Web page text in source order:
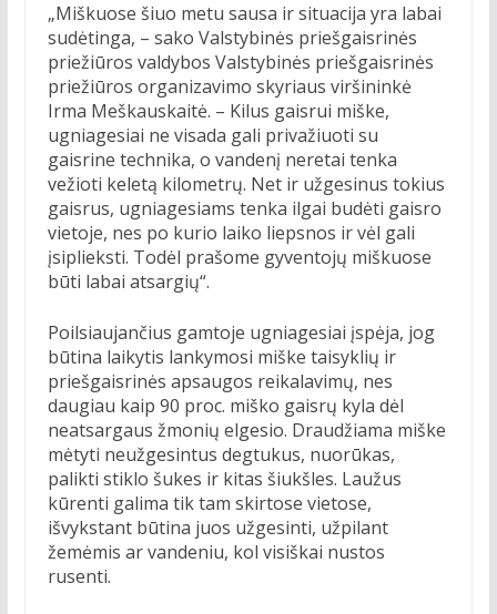
„Miškuose šiuo metu sausa ir situacija yra labai
sudėtinga, – sako Valstybinės priešgaisrinės
priežiūros valdybos Valstybinės priešgaisrinės
priežiūros organizavimo skyriaus viršininkė
Irma Meškauskaitė. – Kilus gaisrui miške,
ugniagesiai ne visada gali privažiuoti su
gaisrine technika, o vandenį neretai tenka
vežioti keletą kilometrų. Net ir užgesinus tokius
gaisrus, ugniagesiams tenka ilgai budėti gaisro
vietoje, nes po kurio laiko liepsnos ir vėl gali
įsiplieksti. Todėl prašome gyventojų miškuose
būti labai atsargių“.
Poilsiaujančius gamtoje ugniagesiai įspėja, jog
būtina laikytis lankymosi miške taisyklių ir
priešgaisrinės apsaugos reikalavimų, nes
daugiau kaip 90 proc. miško gaisrų kyla dėl
neatsargaus žmonių elgesio. Draudžiama miške
mėtyti neužgesintus degtukus, nuorūkas,
palikti stiklo šukes ir kitas šiukšles. Laužus
kūrenti galima tik tam skirtose vietose,
išvykstant būtina juos užgesinti, užpilant
žemėmis ar vandeniu, kol visiškai nustos
rusenti.